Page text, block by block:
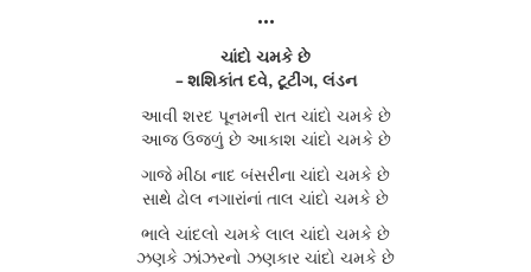
•••
ચાંદો ચમકે છે
- શશિકાંત દવે, ટૂટીંગ, લંડન
આવી શરદ પૂનમની રાત ચાંદો ચમકે છે
આજ ઉજળું છે આકાશ ચાંદો ચમકે છે
ગાજે મીઠા નાદ બંસરીના ચાંદો ચમકે છે
સાથે ઢોલ નગારાંનાં તાલ ચાંદો ચમકે છે
ભાલે ચાંદલો ચમકે લાલ ચાંદો ચમકે છે
ઝણકે ઝાંઝરનો ઝણકાર ચાંદો ચમકે છે